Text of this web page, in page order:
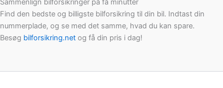
Sammenlign bilforsikringer på få minutter
Find den bedste og billigste bilforsikring til din bil. Indtast din
nummerplade, og se med det samme, hvad du kan spare.
Besøg bilforsikring.net og få din pris i dag!